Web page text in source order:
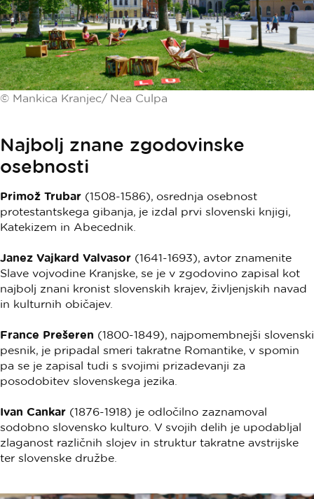
© Mankica Kranjec/ Nea Culpa
Najbolj znane zgodovinske
osebnosti
Primož Trubar (1508-1586), osrednja osebnost
protestantskega gibanja, je izdal prvi slovenski knjigi,
Katekizem in Abecednik.
Janez Vajkard Valvasor (1641-1693), avtor znamenite
Slave vojvodine Kranjske, se je v zgodovino zapisal kot
najbolj znani kronist slovenskih krajev, življenjskih navad
in kulturnih običajev.
France Prešeren (1800-1849), najpomembnejši slovenski
pesnik, je pripadal smeri takratne Romantike, v spomin
pa se je zapisal tudi s svojimi prizadevanji za
posodobitev slovenskega jezika.
Ivan Cankar (1876-1918) je odločilno zaznamoval
sodobno slovensko kulturo. V svojih delih je upodabljal
zlaganost različnih slojev in struktur takratne avstrijske
ter slovenske družbe.